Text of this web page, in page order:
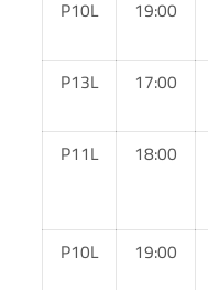
P10L
19:00
P13L 17:00
P11L
18:00
P10L
19:00